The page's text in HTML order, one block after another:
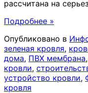
рассчитана на
Подробнее »
Опубликовано в
зеленая кровля,
дома, ПВХ мембрана,
кровли,
устройство кровли,
кровля